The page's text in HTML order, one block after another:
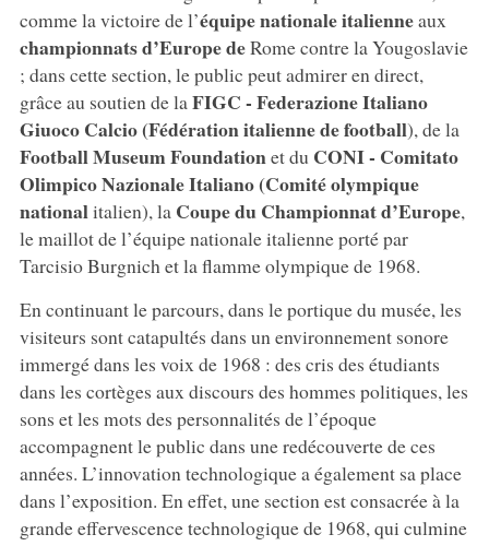
comme la victoire de l’équipe nationale italienneaux
championnats d’Europe deRome contre la Yougoslavie
; dans cette section, le public peut admirer en direct,
grâce au soutien de la FIGC - Federazione Italiano
Giuoco Calcio (Fédération italienne de football), de la
Football Museum Foundationet du CONI - Comitato
Olimpico Nazionale Italiano (Comité olympique
nationalitalien), la Coupe du Championnat d’Europe,
le maillot de l’équipe nationale italienne porté par
Tarcisio Burgnich et la flamme olympique de 1968.
En continuant le parcours, dans le portique du musée, les
visiteurs sont catapultés dans un environnement sonore
immergé dans les voix de 1968 : des cris des étudiants
dans les cortèges aux discours des hommes politiques, les
sons et les mots des personnalités de l’époque
accompagnent le public dans une redécouverte de ces
années. L’innovation technologique a également sa place
dans l’exposition. En effet, une section est consacrée à la
grande effervescence technologique de 1968, qui culmine